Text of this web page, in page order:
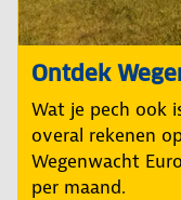
Ontdek
Wat je pech ook
overal rekenen
Wegenwacht
per maand.